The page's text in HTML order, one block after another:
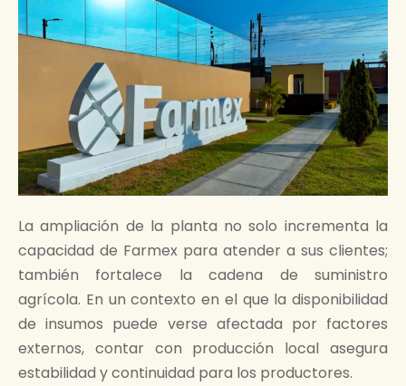
La ampliación de la planta no solo incrementa la
capacidad de Farmex para atender a sus clientes;
también fortalece la cadena de suministro
agrícola. En un contexto en el que la disponibilidad
de insumos puede verse afectada por factores
externos, contar con producción local asegura
estabilidad y continuidad para los productores.